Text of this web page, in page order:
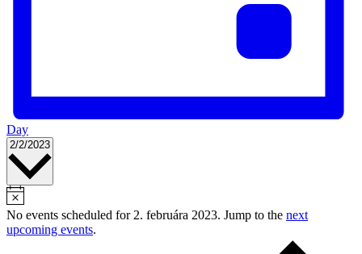
Day
2/2/2023 Select
No events scheduled for 2. februára 2023. Jump to the next
upcoming events.